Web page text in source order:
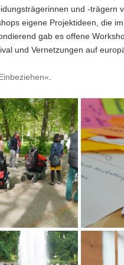
und -trägern
eigene Projektideen, die
gab es offene
und Vernetzungen auf
Im
Rahmen
des
Workshops
im
April
ein
erste